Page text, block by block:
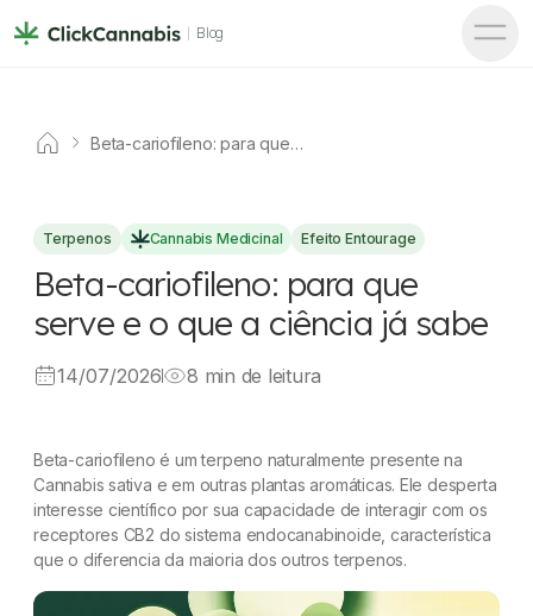
Blog
Beta-cariofileno: para que
Terpenos Cannabis Medicinal Efeito Entourage
Beta-cariofileno: para que
serve e o que a ciência já sabe
14/07/2026 8 min de leitura
Beta-cariofileno é um terpeno naturalmente presente na
Cannabis sativa e em outras plantas aromáticas. Ele desperta
interesse científico por sua capacidade de interagir com os
receptores CB2 do sistema endocanabinoide, característica
que o diferencia da maioria dos outros terpenos.